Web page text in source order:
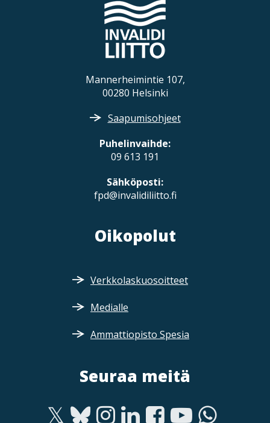
Mannerheimintie 107,
00280 Helsinki
Saapumisohjeet
Puhelinvaihde:
09 613 191
Sähköposti:
fpd@invalidiliitto.fi
Oikopolut
Verkkolaskuosoitteet
Medialle
Ammattiopisto Spesia
Seuraa meitä